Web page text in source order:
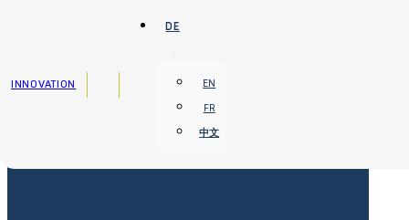
Zum Hauptinhalt springen Zum Footer springen
INNOVATION
DE
EN
FR
中文